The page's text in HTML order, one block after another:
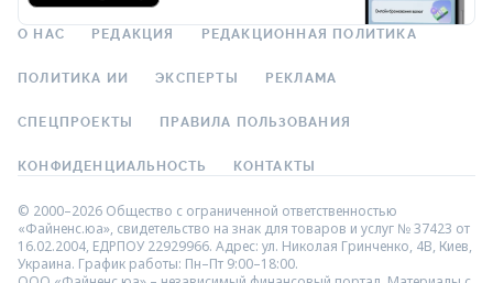
О НАС РЕДАКЦИЯ РЕДАКЦИОННАЯ ПОЛИТИКА
ПОЛИТИКА ИИ ЭКСПЕРТЫ РЕКЛАМА
СПЕЦПРОЕКТЫ ПРАВИЛА ПОЛЬЗОВАНИЯ
КОНФИДЕНЦИАЛЬНОСТЬ КОНТАКТЫ
© 2000–2026 Общество с ограниченной ответственностью
«Файненс.юа», свидетельство на знак для товаров и услуг № 37423 от
16.02.2004, ЕДРПОУ 22929966. Адрес: ул. Николая Гринченко, 4В, Киев,
Украина. График работы: Пн–Пт 9:00–18:00.